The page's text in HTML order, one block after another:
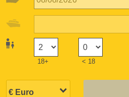
18+ < 18